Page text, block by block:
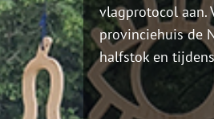
vlagprotocol aan.
provinciehuis de
halfstok en